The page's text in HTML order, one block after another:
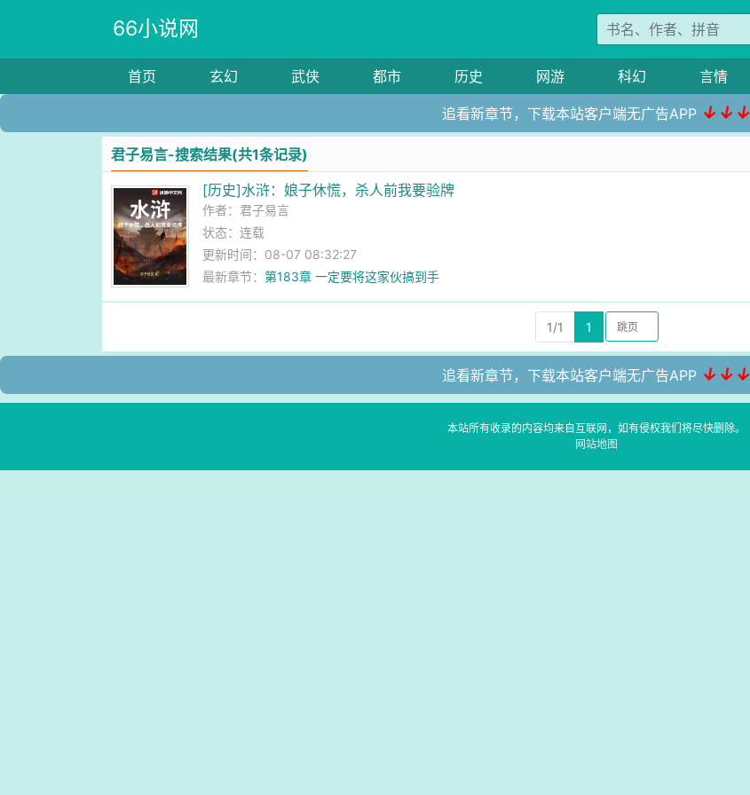
66小说网
首页 玄幻 武侠 都市 历史 网游 科幻 言情
追看新章节，下载本站客户端无广告APP ↓↓↓
君子易言-搜索结果(共1条记录)
[历史]水浒：娘子休慌，杀人前我要验牌
作者：君子易言
状态：连载
更新时间：08-07 08:32:27
最新章节：第183章 一定要将这家伙搞到手
1/1 1
追看新章节，下载本站客户端无广告APP ↓↓↓
本站所有收录的内容均来自互联网，如有侵权我们将尽快删除。
网站地图